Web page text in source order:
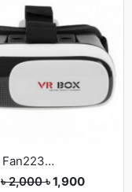
Neck Fan223432
৳ 2,000৳ 1,900